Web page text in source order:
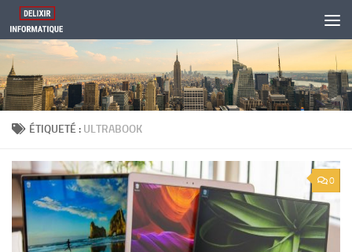
Skip to content
ÉTIQUETÉ : ULTRABOOK
0